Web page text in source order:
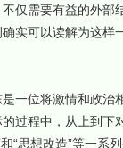
仅需要有益的外
实可以读解为这
位将激情和政治
过程中，从上到下
和“思想改造”等一